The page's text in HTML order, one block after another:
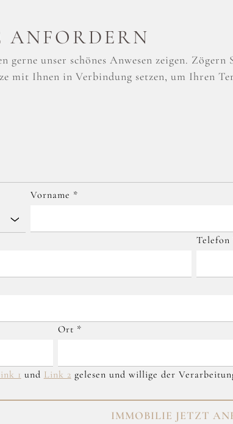
ANFORDERN
gerne unser schönes Anwesen zeigen.
mit Ihnen in Verbindung setzen, um Ihren
Vorname *
Telefon
Ort *
1 und Link 2 gelesen und willige der
IMMOBILIE JETZT